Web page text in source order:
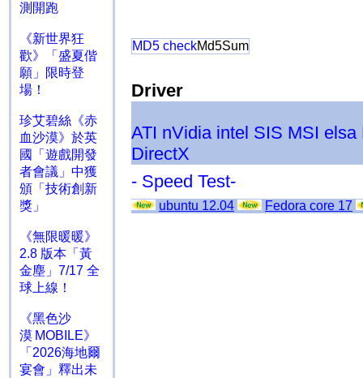
測開跑
《新世界狂
歡》「盛夏偕
願」限時登
場！
珍艾碧絲《赤
血沙漠》於英
國「遊戲開發
者會議」中獲
頒「技術創新
獎」
《無限暖暖》
2.8 版本「黃
金塵」7/17 全
球上線！
《黑色沙
漠 MOBILE》
「2026海地爾
宴會」釋出未
MD5 checkMd5Sum
Driver
ATI nVidia intel SIS MSI elsa
DirectX
- Speed Test-
ubuntu 12.04 Fedora core 17